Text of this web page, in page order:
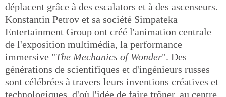
déplacent grâce à des escalators et à des ascenseurs.
Konstantin Petrov et sa société Simpateka
Entertainment Group ont créé l'animation centrale
de l'exposition multimédia, la performance
immersive "The Mechanics of Wonder". Des
générations de scientifiques et d'ingénieurs russes
sont célébrées à travers leurs inventions créatives et
technologiques, d'où l'idée de faire trôner, au centre